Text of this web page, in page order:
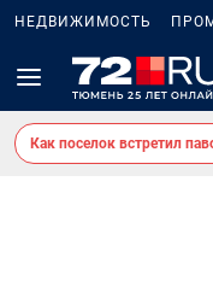
НЕДВИЖИМОСТЬ
Как поселок встретил